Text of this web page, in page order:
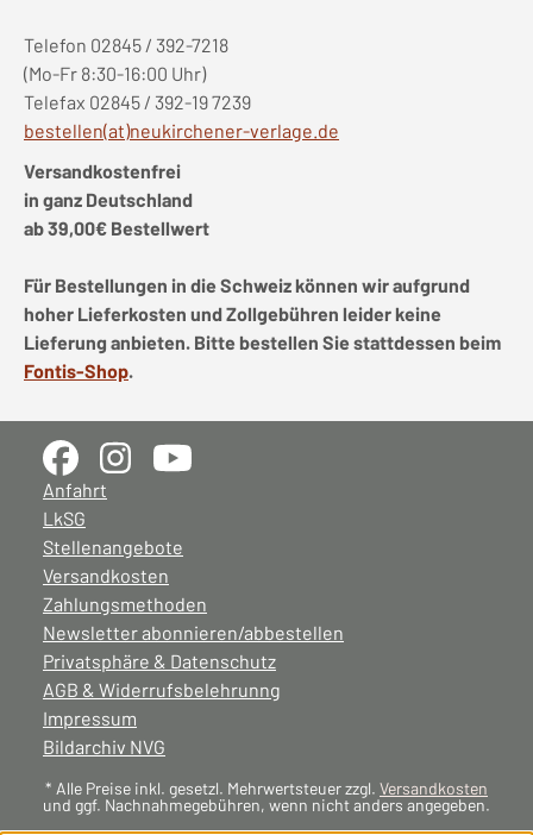
Telefon 02845 / 392-7218
(Mo-Fr 8:30-16:00 Uhr)
Telefax 02845 / 392-19 7239
bestellen(at)neukirchener-verlage.de
Versandkostenfrei
in ganz Deutschland
ab 39,00€ Bestellwert
Für Bestellungen in die Schweiz können wir aufgrund
hoher Lieferkosten und Zollgebühren leider keine
Lieferung anbieten. Bitte bestellen Sie stattdessen beim
Fontis-Shop.
Anfahrt
LkSG
Stellenangebote
Versandkosten
Zahlungsmethoden
Newsletter abonnieren/abbestellen
Privatsphäre & Datenschutz
AGB & Widerrufsbelehrunng
Impressum
Bildarchiv NVG
* Alle Preise inkl. gesetzl. Mehrwertsteuer zzgl. Versandkosten
und ggf. Nachnahmegebühren, wenn nicht anders angegeben.